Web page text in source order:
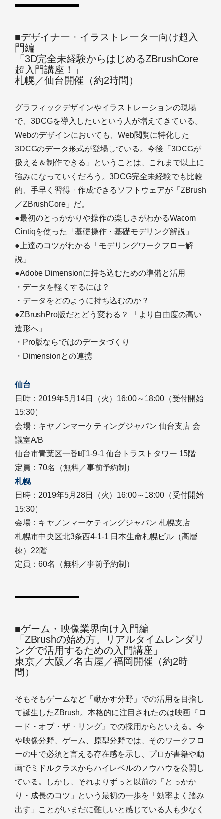
■デザイナー・イラストレーター向け超入
門編
「3D完全未経験からはじめるZBrushCore
超入門講座！」
札幌／仙台開催（約2時間）
グラフィックデザインやイラストレーションの現場
で、3DCGを導入したいという人が増えてきている。
Webのデザインにおいても、Web閲覧に特化した
3DCGのデータ形式が登場している。今後「3DCGが
扱える＆制作できる」ということは、これまで以上に
強みになっていくだろう。3DCG完全未経験でも比較
的、手早く習得・作成できるソフトウェアが「ZBrush
／ZBrushCore」だ。
●最初のとっかかりや操作の楽しさがわかるWacom
Cintiqを使った「基礎操作・基礎モデリング解説」
●上達のコツがわかる「モデリングワークフロー解
説」
●Adobe Dimensionに持ち込むための準備と活用
・データを軽くするには？
・データをどのように持ち込むのか？
●ZBrushPro版だとどう変わる？ 「より自由度の高い
造形へ」
・Pro版ならではのデータづくり
・Dimensionとの連携
仙台
日時：2019年5月14日（火）16:00～18:00（受付開始
15:30）
会場：キヤノンマーケティングジャパン 仙台支店 会
議室A/B
仙台市青葉区一番町1-9-1 仙台トラストタワー 15階
定員：70名（無料／事前予約制）
札幌
日時：2019年5月28日（火）16:00～18:00（受付開始
15:30）
会場：キヤノンマーケティングジャパン 札幌支店
札幌市中央区北3条西4-1-1 日本生命札幌ビル（高層
棟）22階
定員：60名（無料／事前予約制）
■ゲーム・映像業界向け入門編
「ZBrushの始め方。リアルタイムレンダリ
ングで活用するための入門講座」
東京／大阪／名古屋／福岡開催（約2時
間）
そもそもゲームなど「動かす分野」での活用を目指し
て誕生したZBrush。本格的に注目されたのは映画『ロ
ード・オブ・ザ・リング』での採用からといえる。今
や映像分野、ゲーム、原型分野では、そのワークフロ
ーの中で必須と言える存在感を示し、プロが書籍や動
画でミドルクラスからハイレベルのノウハウを公開し
ている。しかし、それよりずっと以前の「とっかか
り・成長のコツ」という最初の一歩を「効率よく踏み
出す」ことがいまだに難しいと感じている人も少なく